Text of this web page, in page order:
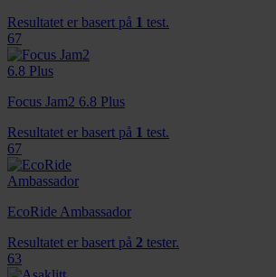
Resultatet er basert på 1 test.
67
Focus Jam2 6.8 Plus
Resultatet er basert på 1 test.
67
EcoRide Ambassador
Resultatet er basert på 2 tester.
63